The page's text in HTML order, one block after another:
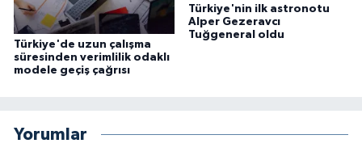
Türkiye'de uzun çalışma
süresinden verimlilik odaklı
modele geçiş çağrısı
Türkiye'nin ilk astronotu
Alper Gezeravcı
Tuğgeneral oldu
Yorumlar